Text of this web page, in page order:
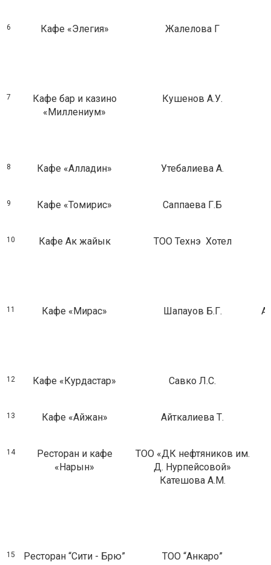
6 Кафе «Элегия» Жалелова Г
7
Кафе бар и казино
«Миллениум»
Кушенов А.У.
8 Кафе «Алладин» Утебалиева А.
9 Кафе «Томирис» Саппаева Г.Б
10 Кафе Ак жайык ТОО Технэ Хотел
11 Кафе «Мирас» Шапауов Б.Г.
12 Кафе «Курдастар» Савко Л.С.
13 Кафе «Айжан» Айткалиева Т.
14
Ресторан и кафе
«Нарын»
ТОО «ДК нефтяников им.
Д. Нурпейсовой»
Катешова А.М.
15 Ресторан “Сити - Брю” ТОО “Анкаро”